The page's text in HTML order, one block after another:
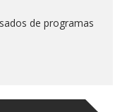
de programas